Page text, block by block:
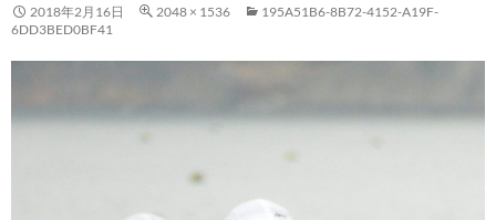
キ
ッ
プ
2018年2月16日 2048 × 1536
195A51B6-8B72-4152-A19F-
6DD3BED0BF41